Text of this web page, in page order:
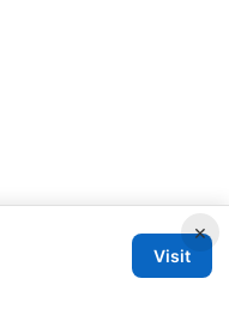
×
Visit